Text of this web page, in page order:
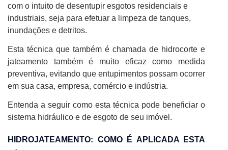
com o intuito de desentupir esgotos residenciais e
industriais, seja para efetuar a limpeza de tanques,
inundações e detritos.
Esta técnica que também é chamada de hidrocorte e
jateamento também é muito eficaz como medida
preventiva, evitando que entupimentos possam ocorrer
em sua casa, empresa, comércio e indústria.
Entenda a seguir como esta técnica pode beneficiar o
sistema hidráulico e de esgoto de seu imóvel.
HIDROJATEAMENTO: COMO É APLICADA ESTA